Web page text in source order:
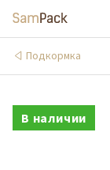
Подкормка
В наличии